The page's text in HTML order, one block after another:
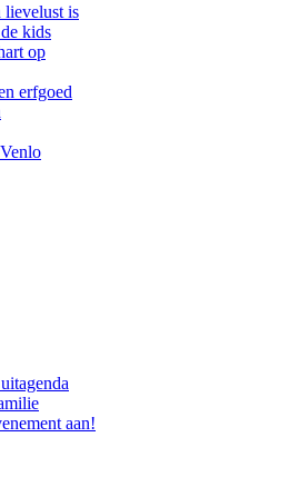
lievelust is
kids
op
erfgoed
aan!